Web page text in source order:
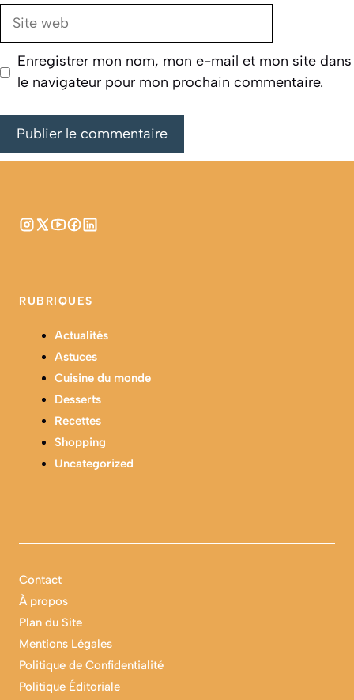
Site
Enregistrer mon nom, mon e-mail et mon site dans
le navigateur pour mon prochain commentaire.
RUBRIQUES
Actualités
Astuces
Cuisine du monde
Desserts
Recettes
Shopping
Uncategorized
Contact
À propos
Plan du Site
Mentions Légales
Politique de Confidentialité
Politique Éditoriale